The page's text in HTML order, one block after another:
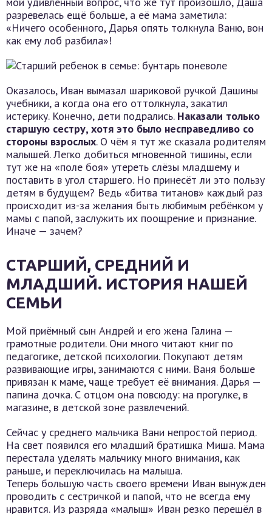
разревелась ещё больше, а её мама заметила:
«Ничего особенного, Дарья опять толкнула Ваню, вон
как ему лоб разбила»!
Оказалось, Иван вымазал шариковой ручкой Дашины
учебники, а когда она его оттолкнула, закатил
истерику. Конечно, дети подрались. Наказали только
старшую сестру, хотя это было несправедливо со
стороны взрослых. О чём я тут же сказала родителям
малышей. Легко добиться мгновенной тишины, если
тут же на «поле боя» утереть слёзы младшему и
поставить в угол старшего. Но принесёт ли это пользу
детям в будущем? Ведь «битва титанов» каждый раз
происходит из-за желания быть любимым ребёнком у
мамы с папой, заслужить их поощрение и признание.
Иначе — зачем?
СТАРШИЙ, СРЕДНИЙ И
МЛАДШИЙ. ИСТОРИЯ НАШЕЙ
СЕМЬИ
Мой приёмный сын Андрей и его жена Галина —
грамотные родители. Они много читают книг по
педагогике, детской психологии. Покупают детям
развивающие игры, занимаются с ними. Ваня больше
привязан к маме, чаще требует её внимания. Дарья —
папина дочка. С отцом она повсюду: на прогулке, в
магазине, в детской зоне развлечений.
Сейчас у среднего мальчика Вани непростой период.
На свет появился его младший братишка Миша. Мама
перестала уделять мальчику много внимания, как
раньше, и переключилась на малыша.
Теперь большую часть своего времени Иван вынужден
проводить с сестричкой и папой, что не всегда ему
нравится. Из разряда «малыш» Иван резко перешёл в